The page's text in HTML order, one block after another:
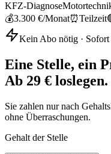
KFZ-Diagnose
💰3.300 €/Monat⏰Teilzeit
Kein Abo nötig · Sofort
Eine Stelle, ein
Ab 29 € loslegen.
Sie zahlen nur nach
ohne Überraschungen.
Gehalt der Stelle